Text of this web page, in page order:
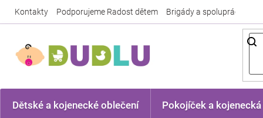
Kontakty Podporujeme Radost dětem Brigády a spolupráce
Dětské a kojenecké oblečení Pokojíček a kojenecká